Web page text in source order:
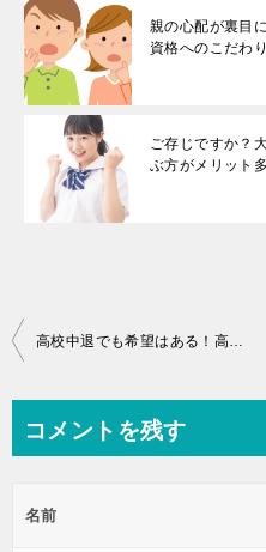
親の心配が裏目
資格へのこだわり
ご存じですか？
ぶ方がメリット
投
ビ
ー
コメントを残す
名前